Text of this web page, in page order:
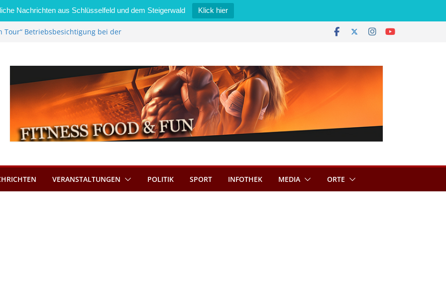
Nachrichten aus Schlüsselfeld und dem Steigerwald Klick hier
Wert von 600 Euro
Tour“ Betriebsbesichtigung bei der
bietet Online-Anmeldung für
an
VERANSTALTUNGEN POLITIK SPORT INFOTHEK MEDIA ORTE